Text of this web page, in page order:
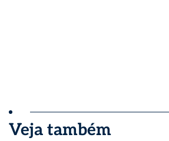
Veja também